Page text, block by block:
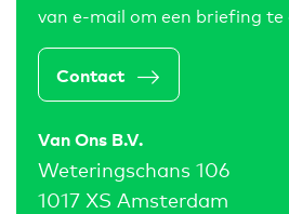
van e-mail om een briefing
Contact
Van Ons B.V.
Weteringschans 106
1017 XS Amsterdam